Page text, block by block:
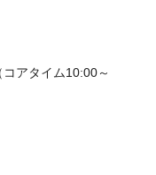
アタイム10:00～